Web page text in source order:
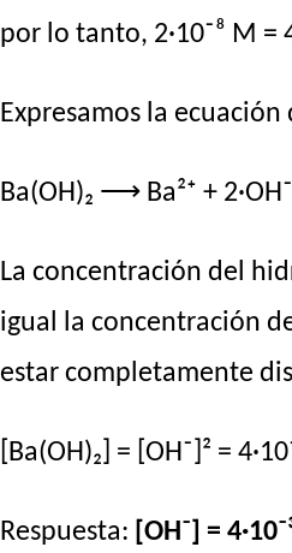
por lo tanto, 2·10⁻⁸ M =
Expresamos la
Ba(OH)₂ ⟶ Ba²⁺ + 2·OH⁻
La concentración del
igual la concentración
estar completamente
[Ba(OH)₂] = [OH⁻]² =
Respuesta: [OH⁻] =